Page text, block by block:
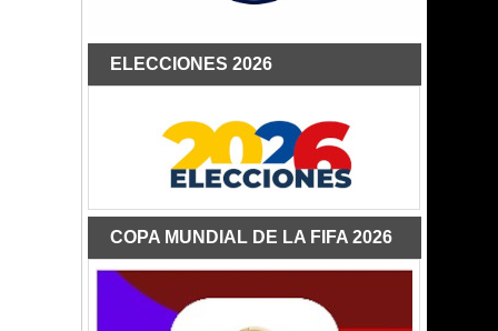
ELECCIONES 2026
COPA MUNDIAL DE LA FIFA 2026